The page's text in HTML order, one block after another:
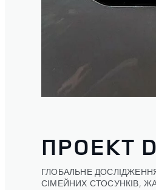
ПРОЕКТ
ГЛОБАЛЬНЕ
СІМЕЙНИХ СТОСУНКІВ,